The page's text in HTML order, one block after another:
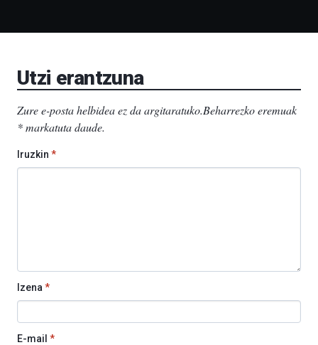
Utzi erantzuna
Zure e-posta helbidea ez da argitaratuko.Beharrezko eremuak
*markatuta daude.
Iruzkin *
Izena*
E-mail *